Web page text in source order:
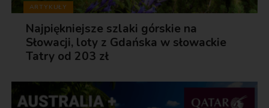
ARTYKUŁY
Najpiękniejsze szlaki górskie na
Słowacji, loty z Gdańska w słowackie
Tatry od 203 zł